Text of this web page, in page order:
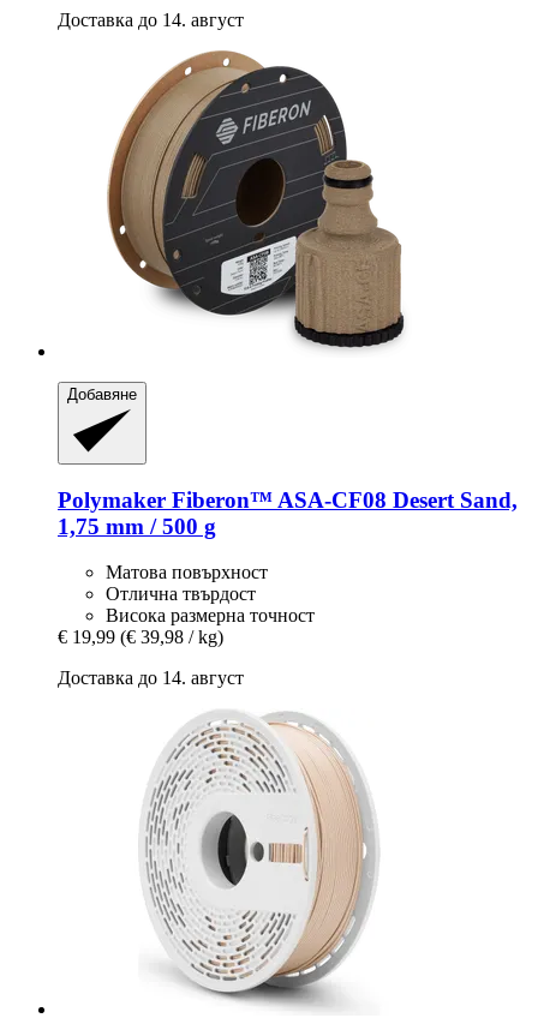
Доставка до 14. август
Добавяне
Polymaker Fiberon™ ASA-​CF08 Desert Sand,
1,75 mm / 500 g
Матова повърхност
Отлична твърдост
Висока размерна точност
€ 19,99 (€ 39,98 / kg)
Доставка до 14. август